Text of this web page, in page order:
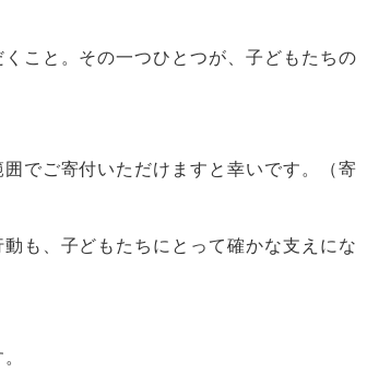
こと。その一つひとつが、子どもたちの
でご寄付いただけますと幸いです。（寄
も、子どもたちにとって確かな支えにな